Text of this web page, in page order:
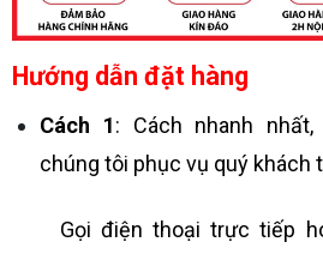
Hướng dẫn đặt hàng
Cách 1: Cách nhanh
chúng tôi phục vụ quý khách
Gọi điện thoại trực tiếp